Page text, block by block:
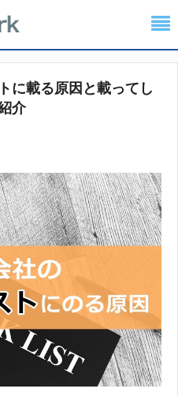
に載る原因と載ってし
介